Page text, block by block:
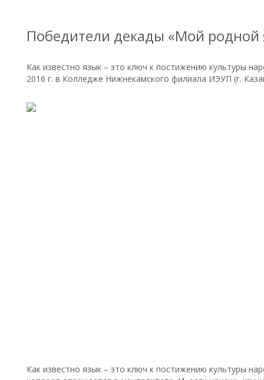
Победители декады «Мой родной
Как известно язык – это ключ к постижению культуры
2016 г. в Колледже Нижнекамского филиала ИЭУП (г.
Как известно язык – это ключ к постижению культуры